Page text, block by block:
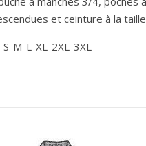
et ceinture à la taille
M-L-XL-2XL-3XL